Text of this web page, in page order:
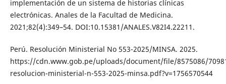
implementación de un sistema de historias clínicas
electrónicas. Anales de la Facultad de Medicina.
2021;82(4):349–54. DOI:10.15381/ANALES.V82I4.22211.
Perú. Resolución Ministerial No 553-2025/MINSA. 2025.
https://cdn.www.gob.pe/uploads/document/file/8575086/
resolucion-ministerial-n-553-2025-minsa.pdf?v=1756570544